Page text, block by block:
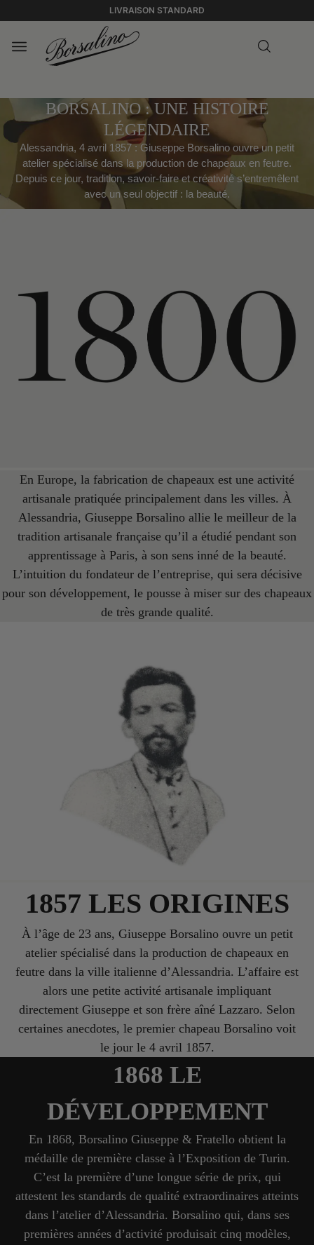
LIVRAISON STANDARD
BORSALINO : UNE HISTOIRE
LÉGENDAIRE
Alessandria, 4 avril 1857 : Giuseppe Borsalino ouvre un petit
atelier spécialisé dans la production de chapeaux en feutre.
Depuis ce jour, tradition, savoir-faire et créativité s’entremêlent
avec un seul objectif : la beauté.
En Europe, la fabrication de chapeaux est une activité
artisanale pratiquée principalement dans les villes. À
Alessandria, Giuseppe Borsalino allie le meilleur de la
tradition artisanale française qu’il a étudié pendant son
apprentissage à Paris, à son sens inné de la beauté.
L’intuition du fondateur de l’entreprise, qui sera décisive
pour son développement, le pousse à miser sur des chapeaux
de très grande qualité.
1857 LES ORIGINES
À l’âge de 23 ans, Giuseppe Borsalino ouvre un petit
atelier spécialisé dans la production de chapeaux en
feutre dans la ville italienne d’Alessandria. L’affaire est
alors une petite activité artisanale impliquant
directement Giuseppe et son frère aîné Lazzaro. Selon
certaines anecdotes, le premier chapeau Borsalino voit
le jour le 4 avril 1857.
1868 LE
DÉVELOPPEMENT
En 1868, Borsalino Giuseppe & Fratello obtient la
médaille de première classe à l’Exposition de Turin.
C’est la première d’une longue série de prix, qui
attestent les standards de qualité extraordinaires atteints
dans l’atelier d’Alessandria. Borsalino qui, dans ses
premières années d’activité produisait cinq modèles,